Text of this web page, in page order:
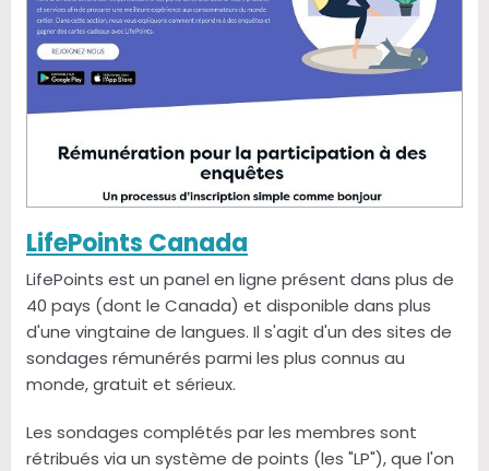
LifePoints Canada
LifePoints est un panel en ligne présent dans plus de
40 pays (dont le Canada) et disponible dans plus
d'une vingtaine de langues. Il s'agit d'un des sites de
sondages rémunérés parmi les plus connus au
monde, gratuit et sérieux.
Les sondages complétés par les membres sont
rétribués via un système de points (les "LP"), que l'on